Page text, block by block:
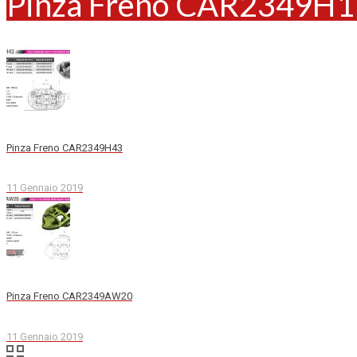
Pinza Freno CAR2349H43
11 Gennaio 2019
Pinza Freno CAR2349AW20
11 Gennaio 2019